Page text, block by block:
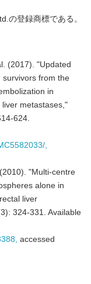
の登録商標である。
(2017). "Updated
survivors from the
in
metastases,"
624.
,
"Multi-centre
alone in
liver
324-331. Available
accessed